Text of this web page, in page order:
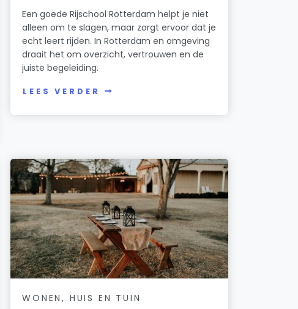
Een goede Rijschool Rotterdam helpt je niet
alleen om te slagen, maar zorgt ervoor dat je
echt leert rijden. In Rotterdam en omgeving
draait het om overzicht, vertrouwen en de
juiste begeleiding.
LEES VERDER
WONEN, HUIS EN TUIN